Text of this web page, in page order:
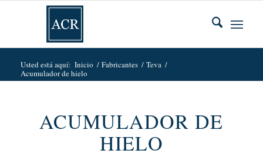
Usted está aquí: Inicio / Fabricantes / Teva /
Acumulador de hielo
ACUMULADOR DE
HIELO